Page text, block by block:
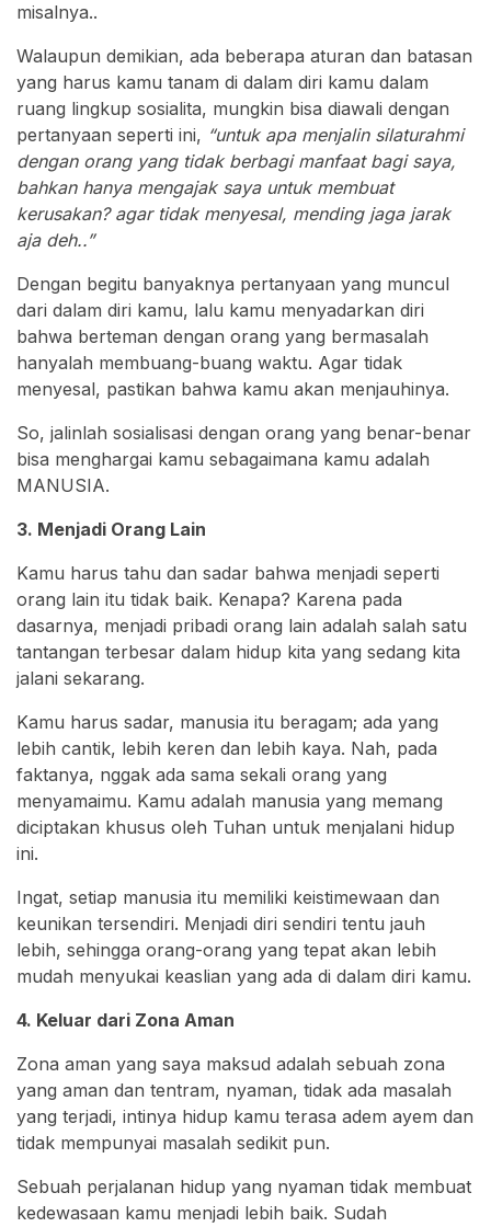
misalnya..
Walaupun demikian, ada beberapa aturan dan batasan
yang harus kamu tanam di dalam diri kamu dalam
ruang lingkup sosialita, mungkin bisa diawali dengan
pertanyaan seperti ini, “untuk apa menjalin silaturahmi
dengan orang yang tidak berbagi manfaat bagi saya,
bahkan hanya mengajak saya untuk membuat
kerusakan? agar tidak menyesal, mending jaga jarak
aja deh..”
Dengan begitu banyaknya pertanyaan yang muncul
dari dalam diri kamu, lalu kamu menyadarkan diri
bahwa berteman dengan orang yang bermasalah
hanyalah membuang-buang waktu. Agar tidak
menyesal, pastikan bahwa kamu akan menjauhinya.
So, jalinlah sosialisasi dengan orang yang benar-benar
bisa menghargai kamu sebagaimana kamu adalah
MANUSIA.
3. Menjadi Orang Lain
Kamu harus tahu dan sadar bahwa menjadi seperti
orang lain itu tidak baik. Kenapa? Karena pada
dasarnya, menjadi pribadi orang lain adalah salah satu
tantangan terbesar dalam hidup kita yang sedang kita
jalani sekarang.
Kamu harus sadar, manusia itu beragam; ada yang
lebih cantik, lebih keren dan lebih kaya. Nah, pada
faktanya, nggak ada sama sekali orang yang
menyamaimu. Kamu adalah manusia yang memang
diciptakan khusus oleh Tuhan untuk menjalani hidup
ini.
Ingat, setiap manusia itu memiliki keistimewaan dan
keunikan tersendiri. Menjadi diri sendiri tentu jauh
lebih, sehingga orang-orang yang tepat akan lebih
mudah menyukai keaslian yang ada di dalam diri kamu.
4. Keluar dari Zona Aman
Zona aman yang saya maksud adalah sebuah zona
yang aman dan tentram, nyaman, tidak ada masalah
yang terjadi, intinya hidup kamu terasa adem ayem dan
tidak mempunyai masalah sedikit pun.
Sebuah perjalanan hidup yang nyaman tidak membuat
kedewasaan kamu menjadi lebih baik. Sudah